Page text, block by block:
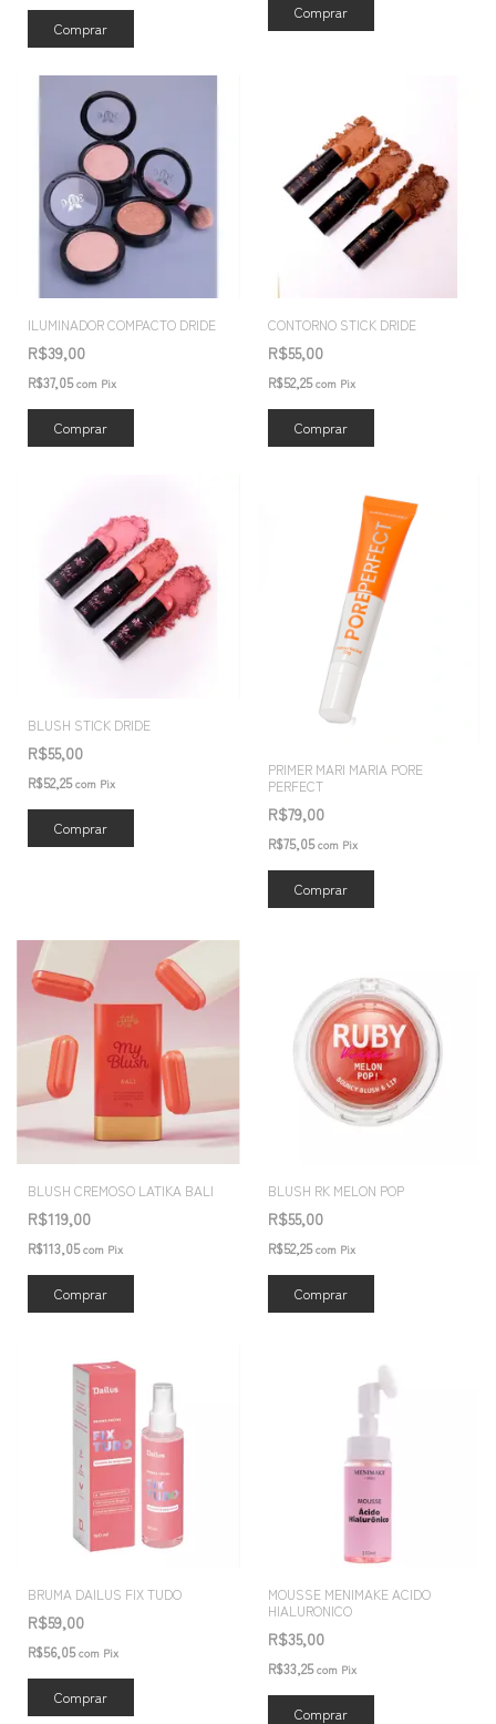
Comprar
ILUMINADOR COMPACTO DRIDE
R$39,00
R$37,05com Pix
Comprar
CONTORNO STICK DRIDE
R$55,00
R$52,25com Pix
Comprar
BLUSH STICK DRIDE
R$55,00
R$52,25com Pix
Comprar
PRIMER MARI MARIA PORE
PERFECT
R$79,00
R$75,05com Pix
BLUSH CREMOSO LATIKA BALI
R$119,00
R$113,05com Pix
BLUSH RK MELON POP
R$55,00
R$52,25com Pix
Comprar
BRUMA DAILUS FIX TUDO
R$59,00
R$56,05com Pix
MOUSSE MENIMAKE ACIDO
HIALURONICO
R$35,00
R$33,25com Pix